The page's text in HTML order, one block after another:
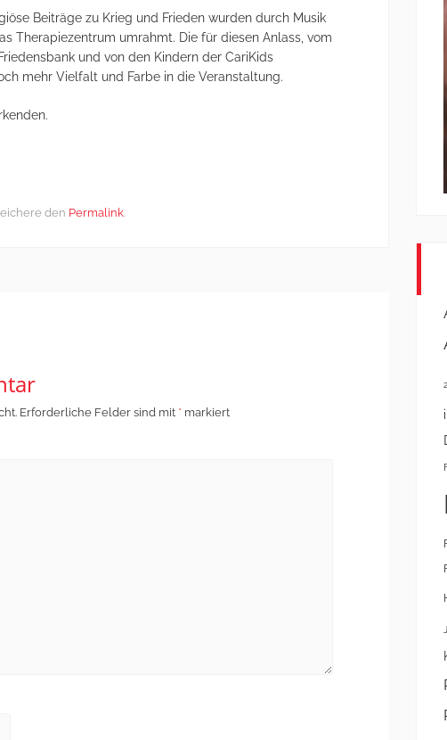
Beiträge zu Krieg und Frieden wurden durch Musik
Therapiezentrum umrahmt. Die für diesen Anlass, vom
und von den Kindern der CariKids
mehr Vielfalt und Farbe in die Veranstaltung.
den Permalink.
Erforderliche Felder sind mit * markiert